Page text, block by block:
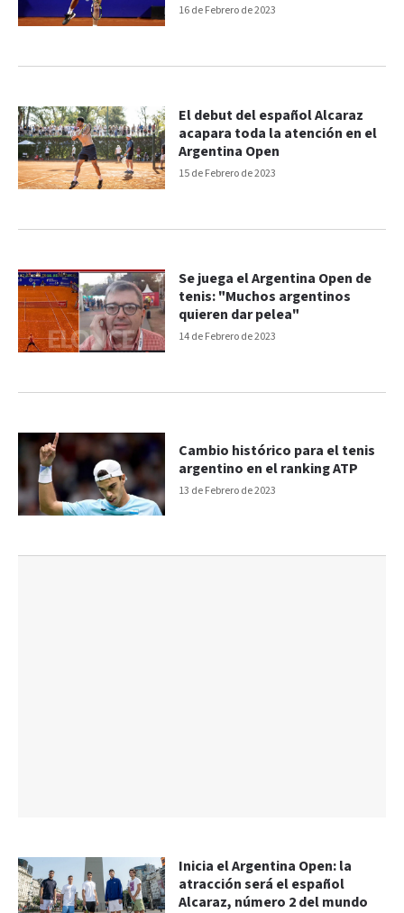
16 de Febrero de 2023
15 de Febrero de 2023
El debut del español Alcaraz
acapara toda la atención en el
Argentina Open
14 de Febrero de 2023
Se juega el Argentina Open de
tenis: "Muchos argentinos
quieren dar pelea"
13 de Febrero de 2023
Cambio histórico para el tenis
argentino en el ranking ATP
Inicia el Argentina Open: la
atracción será el español
Alcaraz, número 2 del mundo